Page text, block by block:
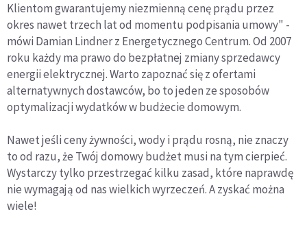
Klientom gwarantujemy niezmienną cenę prądu przez
okres nawet trzech lat od momentu podpisania umowy" -
mówi Damian Lindner z Energetycznego Centrum. Od 2007
roku każdy ma prawo do bezpłatnej zmiany sprzedawcy
energii elektrycznej. Warto zapoznać się z ofertami
alternatywnych dostawców, bo to jeden ze sposobów
optymalizacji wydatków w budżecie domowym.
Nawet jeśli ceny żywności, wody i prądu rosną, nie znaczy
to od razu, że Twój domowy budżet musi na tym cierpieć.
Wystarczy tylko przestrzegać kilku zasad, które naprawdę
nie wymagają od nas wielkich wyrzeczeń. A zyskać można
wiele!